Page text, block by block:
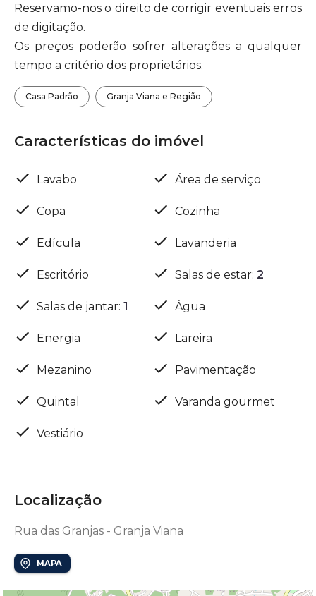
Reservamo-nos o direito de corrigir eventuais erros
de digitação.
Os preços poderão sofrer alterações a qualquer
tempo a critério dos proprietários.
Casa Padrão Granja Viana e Região
Características do imóvel
Lavabo Área de serviço
Copa Cozinha
Edícula Lavanderia
Escritório Salas de estar: 2
Salas de jantar: 1 Água
Energia Lareira
Mezanino Pavimentação
Quintal Varanda gourmet
Vestiário
Localização
Rua das Granjas - Granja Viana
MAPA